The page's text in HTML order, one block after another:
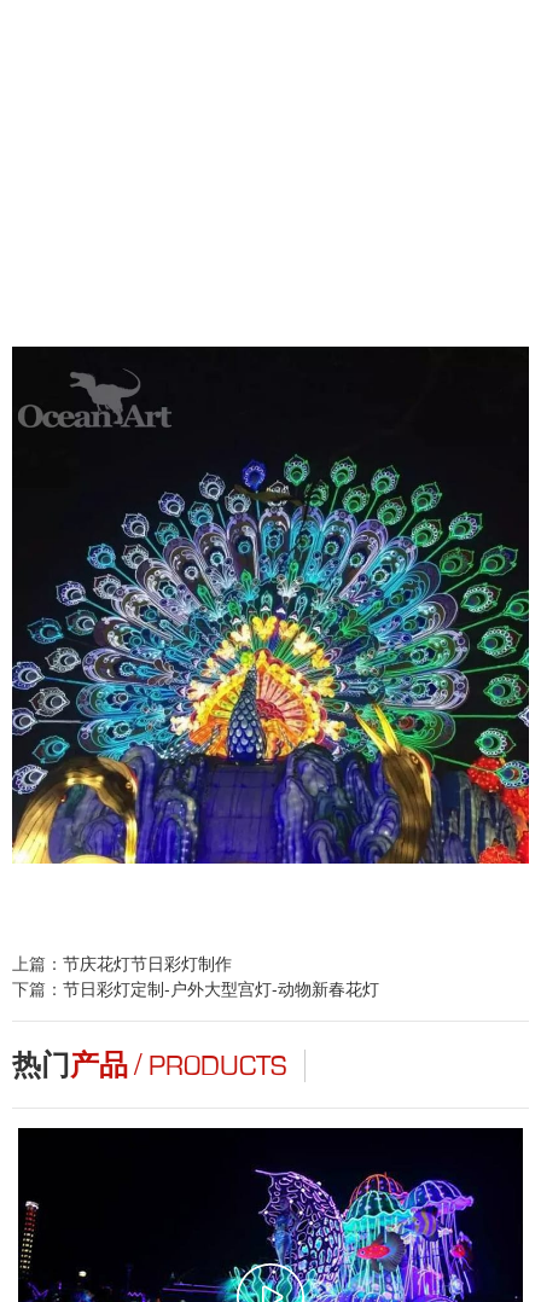
上篇： 节庆花灯节日彩灯制作
下篇： 节日彩灯定制-户外大型宫灯-动物新春花灯
热门 产品/ PRODUCTS